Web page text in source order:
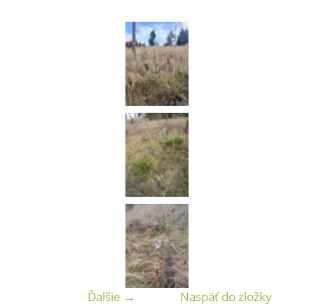
Ďalšie → Naspäť do zložky